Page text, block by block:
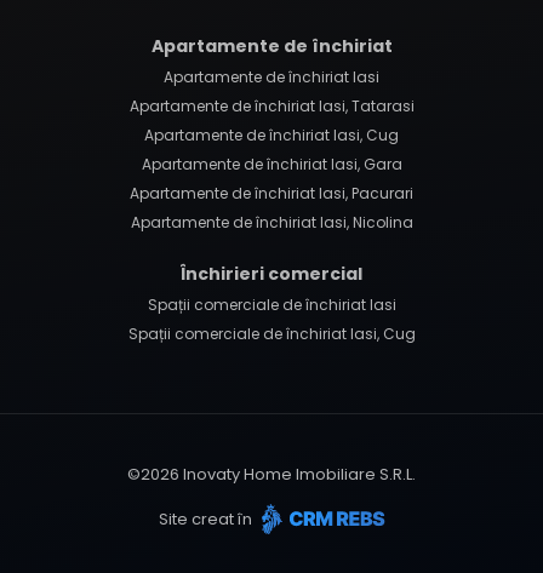
Apartamente de închiriat
Apartamente de închiriat Iasi
Apartamente de închiriat Iasi, Tatarasi
Apartamente de închiriat Iasi, Cug
Apartamente de închiriat Iasi, Gara
Apartamente de închiriat Iasi, Pacurari
Apartamente de închiriat Iasi, Nicolina
Închirieri comercial
Spații comerciale de închiriat Iasi
Spații comerciale de închiriat Iasi, Cug
©2026 Inovaty Home Imobiliare S.R.L.
Site creat în